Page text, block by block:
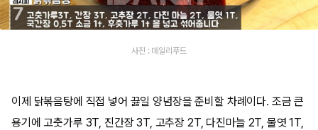
사진 : 데일리푸드
이제 닭볶음탕에 직접 넣어 끓일 양념장을 준비할 차례이다. 조금 큰
용기에 고춧가루 3T, 진간장 3T, 고추장 2T, 다진마늘 2T, 물엿 1T,